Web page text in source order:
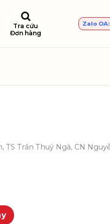
Tra cứu
Đơn hàng
Zalo OA:
TS Trần Thuý Ngà, CN